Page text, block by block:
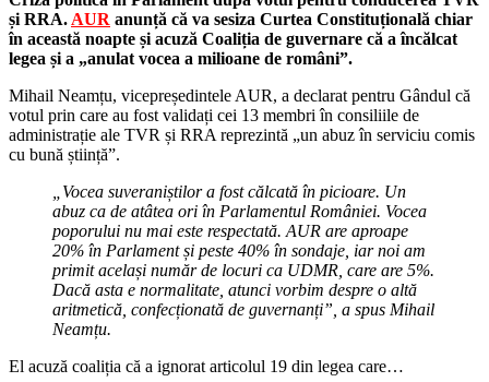
și RRA. AUR anunță că va sesiza Curtea Constituțională chiar
în această noapte și acuză Coaliția de guvernare că a încălcat
legea și a „anulat vocea a milioane de români”.
Mihail Neamțu, vicepreședintele AUR, a declarat pentru Gândul că
votul prin care au fost validați cei 13 membri în consiliile de
administrație ale TVR și RRA reprezintă „un abuz în serviciu comis
cu bună știință”.
„Vocea suveraniștilor a fost călcată în picioare. Un
abuz ca de atâtea ori în Parlamentul României. Vocea
poporului nu mai este respectată. AUR are aproape
20% în Parlament și peste 40% în sondaje, iar noi am
primit același număr de locuri ca UDMR, care are 5%.
Dacă asta e normalitate, atunci vorbim despre o altă
aritmetică, confecționată de guvernanți”, a spus Mihail
Neamțu.
El acuză coaliția că a ignorat articolul 19 din legea care…